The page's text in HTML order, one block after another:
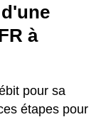
à
pour sa
étapes pour